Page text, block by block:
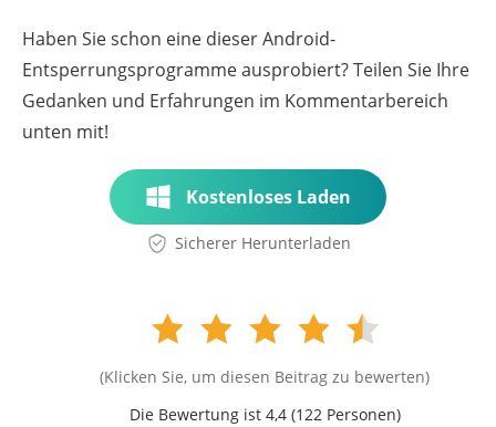
Haben Sie schon eine dieser Android-
Entsperrungsprogramme ausprobiert? Teilen Sie Ihre
Gedanken und Erfahrungen im Kommentarbereich
unten mit!
Kostenloses Laden
Sicherer Herunterladen
(Klicken Sie, um diesen Beitrag zu bewerten)
Die Bewertung ist 4,4 (122Personen)